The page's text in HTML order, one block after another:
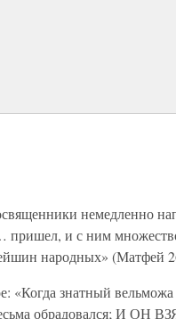
немедленно
пришел, и с ним
народных» (Матфей
«Когда знатный
обрадовался; И ОН